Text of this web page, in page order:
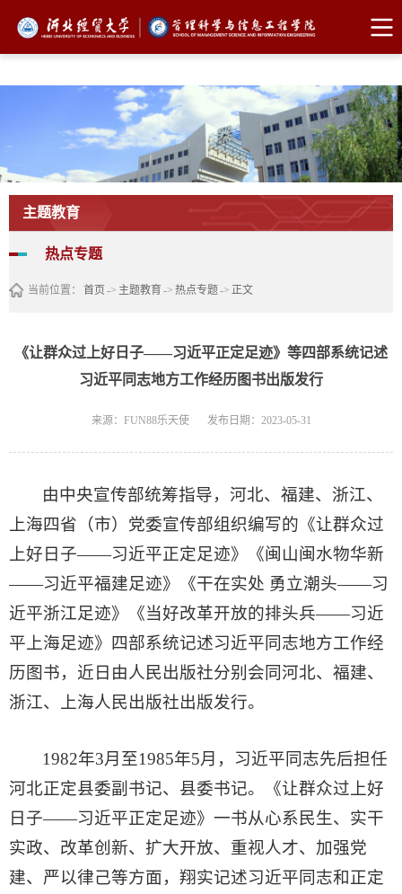
FUN88乐天使·(中国)集团
主题教育
热点专题
当前位置： 首页 -> 主题教育 -> 热点专题 -> 正文
《让群众过上好日子——习近平正定足迹》等四部系统记述
习近平同志地方工作经历图书出版发行
来源：FUN88乐天使 发布日期：2023-05-31
由中央宣传部统筹指导，河北、福建、浙江、
上海四省（市）党委宣传部组织编写的《让群众过
上好日子——习近平正定足迹》《闽山闽水物华新
——习近平福建足迹》《干在实处 勇立潮头——习
近平浙江足迹》《当好改革开放的排头兵——习近
平上海足迹》四部系统记述习近平同志地方工作经
历图书，近日由人民出版社分别会同河北、福建、
浙江、上海人民出版社出版发行。
1982年3月至1985年5月，习近平同志先后担任
河北正定县委副书记、县委书记。《让群众过上好
日子——习近平正定足迹》一书从心系民生、实干
实政、改革创新、扩大开放、重视人才、加强党
建、严以律己等方面，翔实记述习近平同志和正定